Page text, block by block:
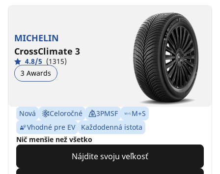
MICHELIN
CrossClimate 3
4.8/5 (1315)
3 Awards
Nová Celoročné 3PMSF
M+S
Vhodné pre EV
Každodenná istota
Nič menšie než všetko
Nájdite svoju veľkosť